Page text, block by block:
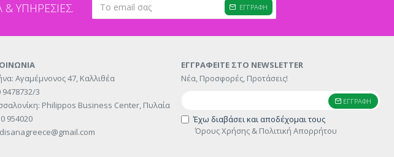
ΥΠΗΡΕΣΊΕΣ. ΕΓΓΡΑΦΉ
Αγαμέμνονος 47, Καλλιθέα
9478732/3
Philippos Business Center, Πυλαία
954020
ΕΓΓΡΑΦΕΊΤΕ ΣΤΟ NEWSLETTER
Νέα, Προσφορές, Προτάσεις!
ΕΓΓΡΑΦΉ
Έχω διαβάσει και αποδέχομαι τους
Όρους Χρήσης & Πολιτική Απορρήτου